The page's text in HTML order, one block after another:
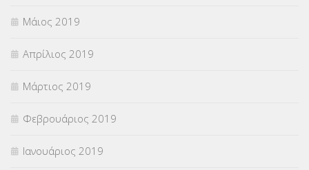
Μάιος 2019
Απρίλιος 2019
Μάρτιος 2019
Φεβρουάριος 2019
Ιανουάριος 2019